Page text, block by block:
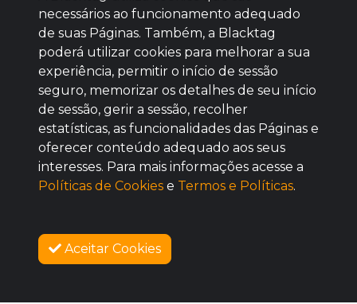
Baixe agora nosso app
SOBRE NÓS
necessários ao funcionamento adequado
de suas Páginas. Também, a Blacktag
poderá utilizar cookies para melhorar a sua
experiência, permitir o início de sessão
seguro, memorizar os detalhes de seu início
de sessão, gerir a sessão, recolher
estatísticas, as funcionalidades das Páginas e
oferecer conteúdo adequado aos seus
interesses. Para mais informações acesse a
Políticas de Cookies e Termos e Políticas.
Aceitar Cookies